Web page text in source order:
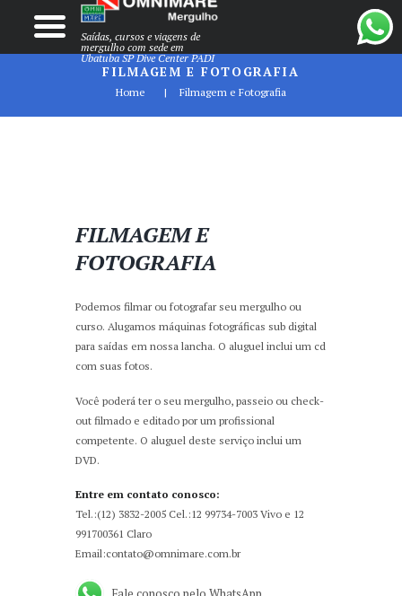
Saídas, cursos e viagens de
mergulho com sede em
Ubatuba SP Dive Center PADI
FILMAGEM E FOTOGRAFIA
Home Filmagem e Fotografia
FILMAGEM E
FOTOGRAFIA
Podemos filmar ou fotografar seu mergulho ou
curso. Alugamos máquinas fotográficas sub digital
para saídas em nossa lancha. O aluguel inclui um cd
com suas fotos.
Você poderá ter o seu mergulho, passeio ou check-
out filmado e editado por um profissional
competente. O aluguel deste serviço inclui um
DVD.
Entre em contato conosco:
Tel.:(12) 3832-2005 Cel.:12 99734-7003 Vivo e 12
991700361 Claro
Email:contato@omnimare.com.br